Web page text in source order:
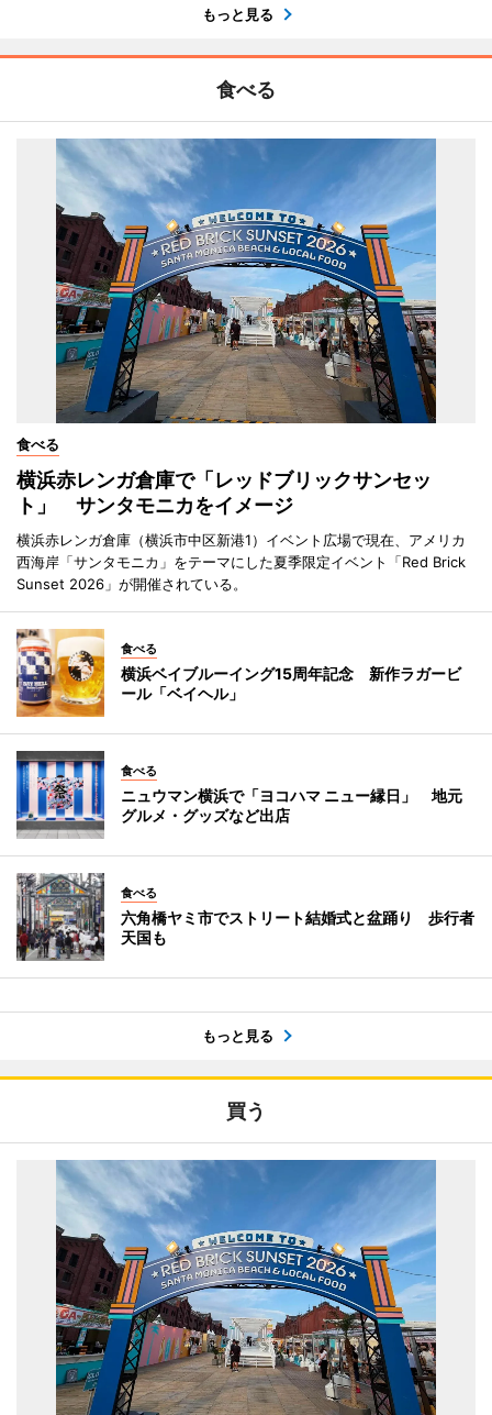
もっと見る
食べる
食べる
横浜赤レンガ倉庫で「レッドブリックサンセッ
ト」 サンタモニカをイメージ
横浜赤レンガ倉庫（横浜市中区新港1）イベント広場で現在、アメリカ
西海岸「サンタモニカ」をテーマにした夏季限定イベント「Red Brick
Sunset 2026」が開催されている。
食べる
横浜ベイブルーイング15周年記念 新作ラガービ
ール「ベイヘル」
食べる
ニュウマン横浜で「ヨコハマ ニュー縁日」 地元
グルメ・グッズなど出店
食べる
六角橋ヤミ市でストリート結婚式と盆踊り 歩行者
天国も
もっと見る
買う